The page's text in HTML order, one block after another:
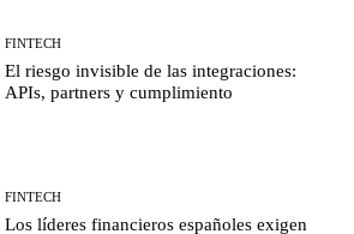
FINTECH
El riesgo invisible de las integraciones:
APIs, partners y cumplimiento
FINTECH
Los líderes financieros españoles exigen